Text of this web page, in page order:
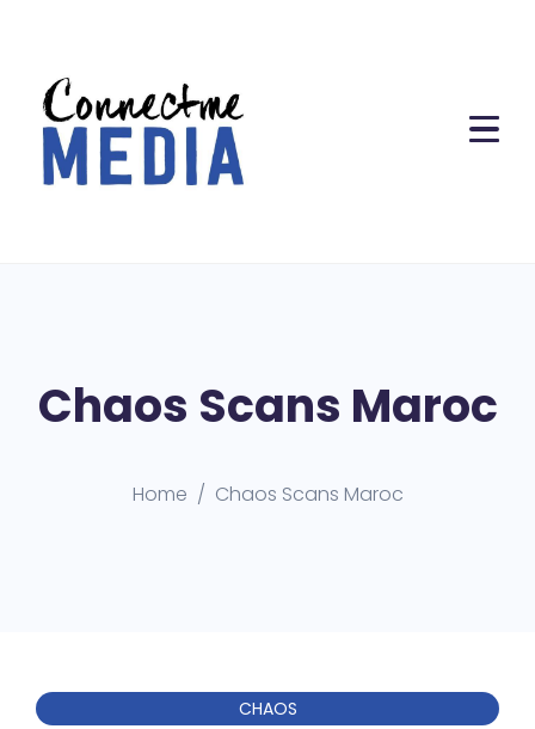
Chaos Scans Maroc
Home Chaos Scans Maroc
CHAOS